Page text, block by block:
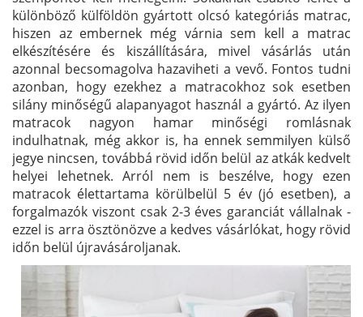
különböző külföldön gyártott olcsó kategóriás matrac,
hiszen az embernek még várnia sem kell a matrac
elkészítésére és kiszállítására, mivel vásárlás után
azonnal becsomagolva hazaviheti a vevő. Fontos tudni
azonban, hogy ezekhez a matracokhoz sok esetben
silány minőségű alapanyagot használ a gyártó. Az ilyen
matracok nagyon hamar minőségi romlásnak
indulhatnak, még akkor is, ha ennek semmilyen külső
jegye nincsen, továbbá rövid időn belül az atkák kedvelt
helyei lehetnek. Arról nem is beszélve, hogy ezen
matracok élettartama körülbelül 5 év (jó esetben), a
forgalmazók viszont csak 2-3 éves garanciát vállalnak -
ezzel is arra ösztönözve a kedves vásárlókat, hogy rövid
időn belül újravásároljanak.